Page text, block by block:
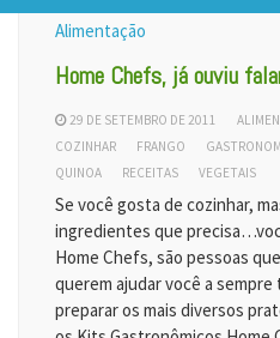
Alimentação
Home Chefs, já ouviu
29 DE SETEMBRO DE 2011
COZINHAR
FRANGO
QUINOA
RECEITAS VEGETAIS
Se você gosta de cozinhar,
ingredientes que
Home Chefs, são pessoas
querem ajudar você a
preparar os mais diversos